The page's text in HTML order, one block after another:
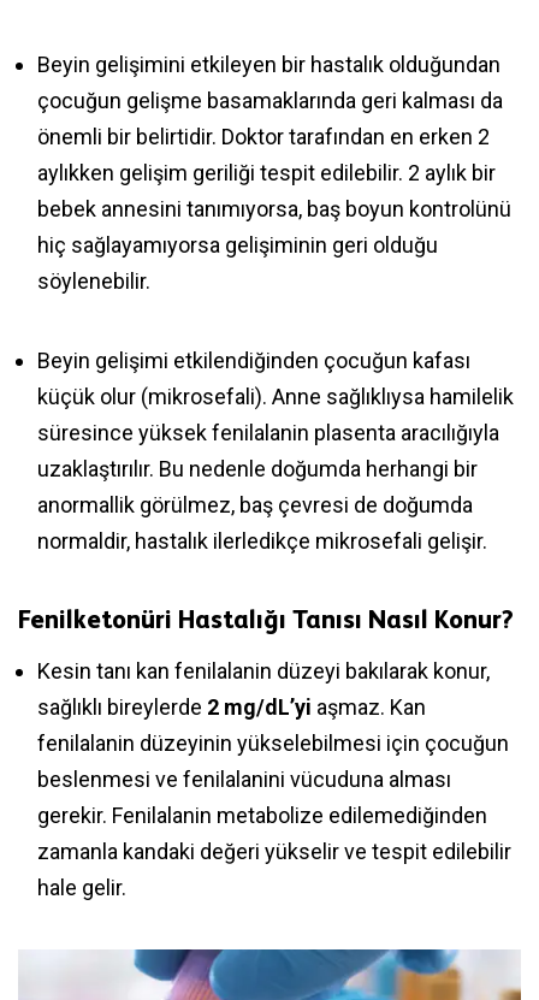
Beyin gelişimini etkileyen bir hastalık olduğundan
çocuğun gelişme basamaklarında geri kalması da
önemli bir belirtidir. Doktor tarafından en erken 2
aylıkken gelişim geriliği tespit edilebilir. 2 aylık bir
bebek annesini tanımıyorsa, baş boyun kontrolünü
hiç sağlayamıyorsa gelişiminin geri olduğu
söylenebilir.
Beyin gelişimi etkilendiğinden çocuğun kafası
küçük olur (mikrosefali). Anne sağlıklıysa hamilelik
süresince yüksek fenilalanin plasenta aracılığıyla
uzaklaştırılır. Bu nedenle doğumda herhangi bir
anormallik görülmez, baş çevresi de doğumda
normaldir, hastalık ilerledikçe mikrosefali gelişir.
Fenilketonüri Hastalığı Tanısı Nasıl Konur?
Kesin tanı kan fenilalanin düzeyi bakılarak konur,
sağlıklı bireylerde 2 mg/dL’yi aşmaz. Kan
fenilalanin düzeyinin yükselebilmesi için çocuğun
beslenmesi ve fenilalanini vücuduna alması
gerekir. Fenilalanin metabolize edilemediğinden
zamanla kandaki değeri yükselir ve tespit edilebilir
hale gelir.